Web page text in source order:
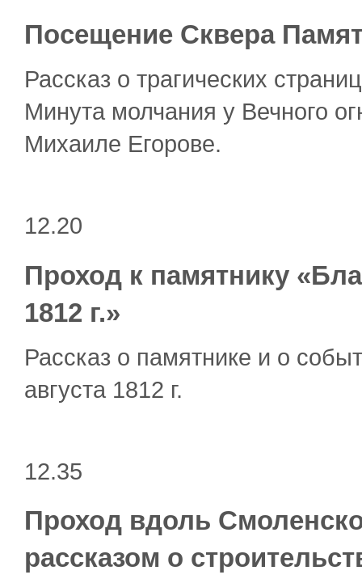
Посещение Сквера
Рассказ о трагических
Минута молчания у Вечного
Михаиле Егорове.
12.20
Проход к памятнику
1812 г.»
Рассказ о памятнике и о
августа 1812 г.
12.35
Проход вдоль
рассказом о